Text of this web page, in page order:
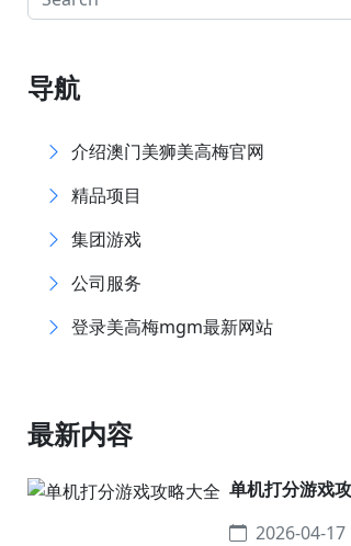
导航
介绍澳门美狮美高梅官网
精品项目
集团游戏
公司服务
登录美高梅mgm最新网站
最新内容
单机打分游戏
2026-04-17